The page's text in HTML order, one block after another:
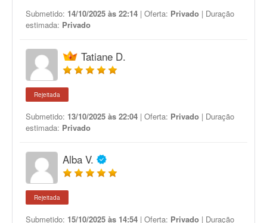
Submetido: 14/10/2025 às 22:14 | Oferta: Privado | Duração
estimada: Privado
Tatiane D.
Rejeitada
Submetido: 13/10/2025 às 22:04 | Oferta: Privado | Duração
estimada: Privado
Alba V.
Rejeitada
Submetido: 15/10/2025 às 14:54 | Oferta: Privado | Duração